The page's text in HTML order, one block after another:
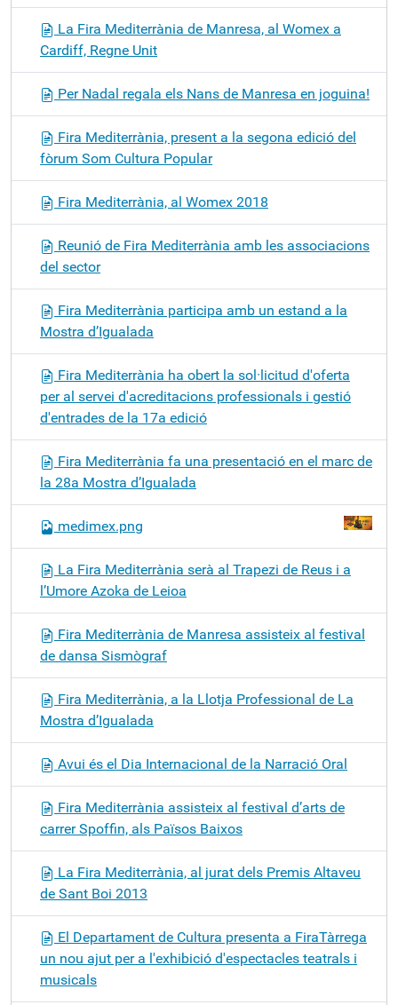
La Fira Mediterrània de Manresa, al Womex a
Cardiff, Regne Unit
Per Nadal regala els Nans de Manresa en joguina!
Fira Mediterrània, present a la segona edició del
fòrum Som Cultura Popular
Fira Mediterrània, al Womex 2018
Reunió de Fira Mediterrània amb les associacions
del sector
Fira Mediterrània participa amb un estand a la
Mostra d’Igualada
Fira Mediterrània ha obert la sol·licitud d'oferta
per al servei d'acreditacions professionals i gestió
d'entrades de la 17a edició
Fira Mediterrània fa una presentació en el marc de
la 28a Mostra d’Igualada
medimex.png
La Fira Mediterrània serà al Trapezi de Reus i a
l’Umore Azoka de Leioa
Fira Mediterrània de Manresa assisteix al festival
de dansa Sismògraf
Fira Mediterrània, a la Llotja Professional de La
Mostra d’Igualada
Avui és el Dia Internacional de la Narració Oral
Fira Mediterrània assisteix al festival d’arts de
carrer Spoffin, als Països Baixos
La Fira Mediterrània, al jurat dels Premis Altaveu
de Sant Boi 2013
El Departament de Cultura presenta a FiraTàrrega
un nou ajut per a l'exhibició d'espectacles teatrals i
musicals